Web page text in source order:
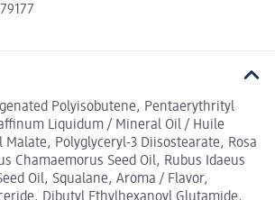
Polyisobutene, Pentaerythrityl
Liquidum / Mineral Oil / Huile
Polyglyceryl-3 Diisostearate, Rosa
Chamaemorus Seed Oil, Rubus Idaeus
Oil, Squalane, Aroma / Flavor,